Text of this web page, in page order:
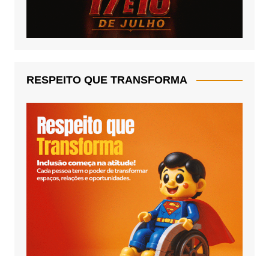
RESPEITO QUE TRANSFORMA